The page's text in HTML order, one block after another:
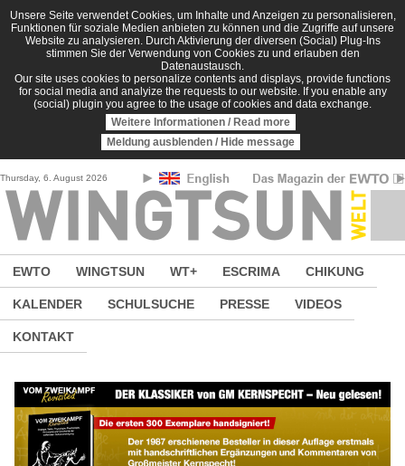
Direkt zum Inhalt
Unsere Seite verwendet Cookies, um Inhalte und Anzeigen zu personalisieren,
Funktionen für soziale Medien anbieten zu können und die Zugriffe auf unsere
Website zu analysieren. Durch Aktivierung der diversen (Social) Plug-Ins
stimmen Sie der Verwendung von Cookies zu und erlauben den
Datenaustausch.
Our site uses cookies to personalize contents and displays, provide functions
for social media and analyize the requests to our website. If you enable any
(social) plugin you agree to the usage of cookies and data exchange.
Weitere Informationen / Read more
Meldung ausblenden / Hide message
Thursday, 6. August 2026
EWTO WINGTSUN WT+ ESCRIMA CHIKUNG
KALENDER SCHULSUCHE PRESSE VIDEOS
KONTAKT